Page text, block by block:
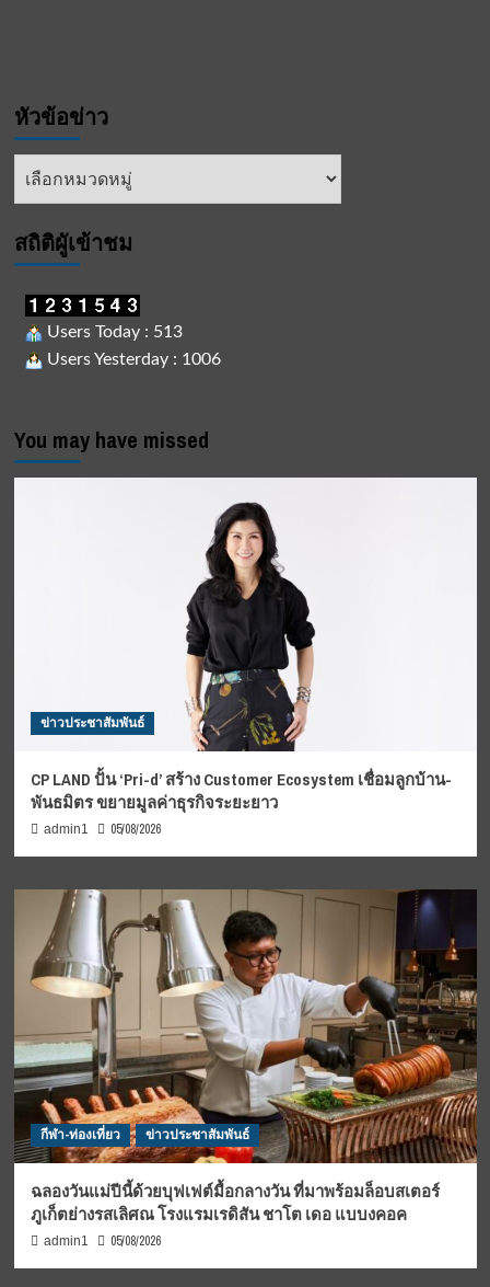
หัวข้อข่าว
หัวข้อ
สถิติผูัเข้าชม
Users Today : 513
Users Yesterday : 1006
You may have missed
ข่าวประชาสัมพันธ์
CP LAND ปั้น ‘Pri-d’ สร้าง Customer Ecosystem เชื่อมลูกบ้าน-
พันธมิตร ขยายมูลค่าธุรกิจระยะยาว
admin1 05/08/2026
กีฬา-ท่องเที่ยว ข่าวประชาสัมพันธ์
ฉลองวันแม่ปีนี้ด้วยบุฟเฟต์มื้อกลางวัน ที่มาพร้อมล็อบสเตอร์
ภูเก็ตย่างรสเลิศณ โรงแรมเรดิสัน ชาโต เดอ แบบงคอค
admin1 05/08/2026